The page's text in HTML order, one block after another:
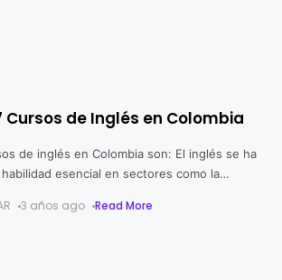
Cursos de Inglés en Colombia
de inglés en Colombia son: El inglés se ha
esencial en sectores como la
3 años ago Read More